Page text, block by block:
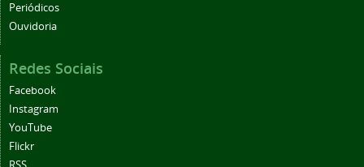
Periódicos
Ouvidoria
Redes Sociais
Facebook
Instagram
YouTube
Flickr